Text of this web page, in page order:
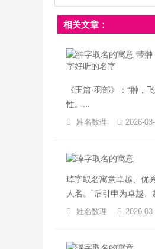
相关文章：
《玉篇·羽部》：“翀
性。...
姓名数理 2026-
琸字取名寓意卓越、优
人名。”后引申为卓越
姓名数理 2026-